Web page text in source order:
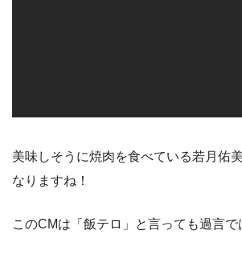
美味しそうに焼肉を食べている若月佑
なりますね！
このCMは「飯テロ」と言っても過言